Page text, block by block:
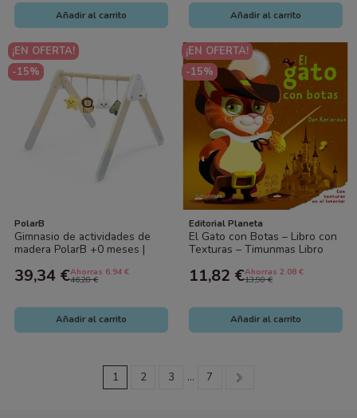
Añadir al carrito Añadir al carrito
¡EN OFERTA!
-15%
PolarB
Gimnasio de actividades de
madera PolarB +0 meses |
39,34 €Ahorras 6.94 €
46,28 €
Añadir al carrito
¡EN OFERTA!
-15%
Editorial Planeta
El Gato con Botas – Libro con
Texturas – Timunmas Libro
11,82 €Ahorras 2.08 €
13,90 €
Añadir al carrito
1 2 3 … 7